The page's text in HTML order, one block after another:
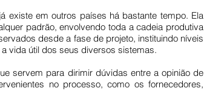
existe em outros países há bastante tempo. Ela
padrão, envolvendo toda a cadeia produtiva
desde a fase de projeto, instituindo níveis
vida útil dos seus diversos sistemas.
servem para dirimir dúvidas entre a opinião de
no processo, como os fornecedores,